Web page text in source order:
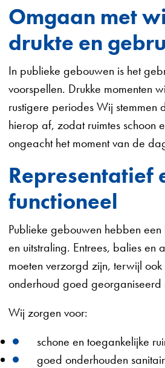
Omgaan met
drukte en
In publieke gebouwen is het
voorspellen. Drukke momenten
rustigere periodes Wij stemmen
hierop af, zodat ruimtes schoon
ongeacht het moment van de
Representatief
functioneel
Publieke gebouwen hebben
en uitstraling. Entrees, balies en
moeten verzorgd zijn, terwijl
onderhoud goed georganiseerd
Wij zorgen voor:
schone en toegankelijke
goed onderhouden